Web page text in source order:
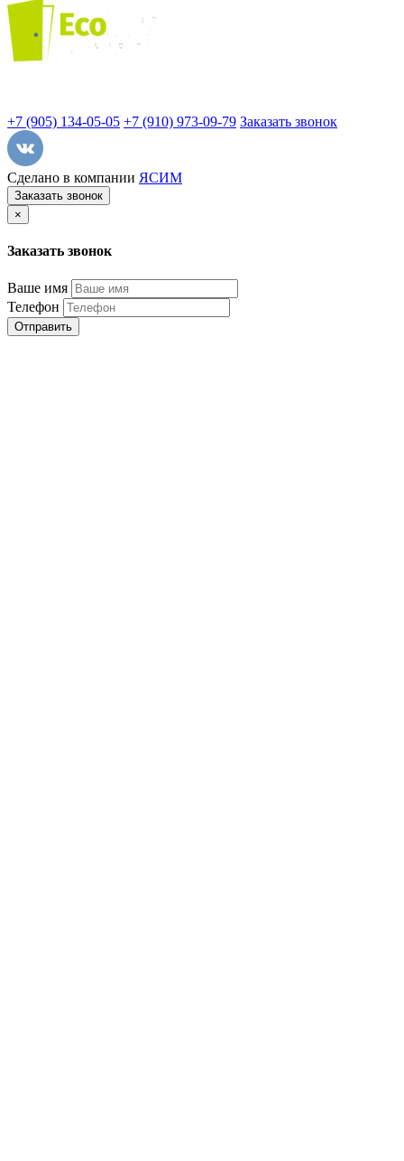
+7 (905) 134-05-05 +7 (910) 973-09-79 Заказать звонок
Сделано в компании ЯСИМ
Заказать звонок
×
Заказать звонок
Ваше имя
Телефон
Отправить